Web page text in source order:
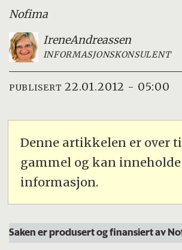
Nofima
IreneAndreassen
INFORMASJONSKONSULENT
PUBLISERT 22.01.2012 - 05:00
Denne artikkelen er over
gammel og kan
informasjon.
Saken er produsert og finansiert av